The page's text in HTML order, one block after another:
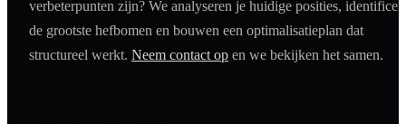
verbeterpunten zijn? We analyseren je huidige posities,
de grootste hefbomen en bouwen een optimalisatieplan dat
structureel werkt. Neem contact op en we bekijken het samen.